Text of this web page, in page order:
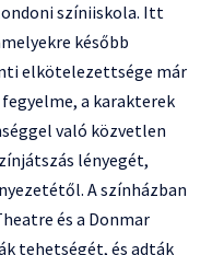
színiiskola. Itt
később
elkötelezettsége már
a karakterek
való közvetlen
lényegét,
A színházban
és a Donmar
tehetségét, és adták